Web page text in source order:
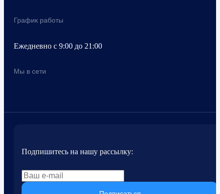
График работы
Ежедневно с 9:00 до 21:00
Мы в сети
Подпишитесь на нашу рассылку: